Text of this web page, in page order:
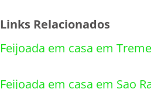
Links Relacionados
Feijoada em casa em
Feijoada em casa em Sao